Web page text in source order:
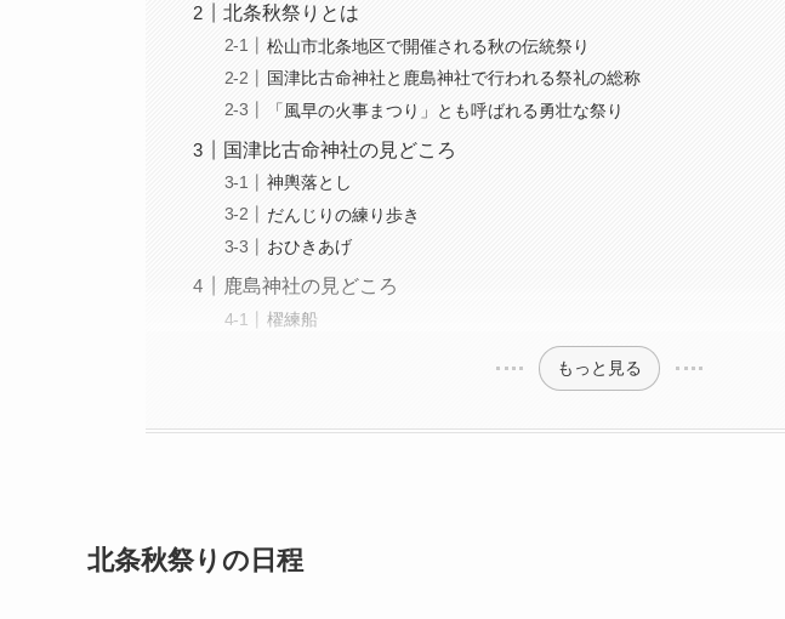
北条秋祭りとは
松山市北条地区で開催される秋の伝統祭り
国津比古命神社と鹿島神社で行われる祭礼の総称
「風早の火事まつり」とも呼ばれる勇壮な祭り
国津比古命神社の見どころ
神輿落とし
だんじりの練り歩き
おひきあげ
鹿島神社の見どころ
櫂練船
もっと見る
北条秋祭りの日程